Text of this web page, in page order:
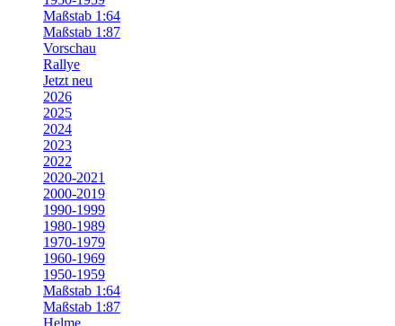
Maßstab 1:64
Maßstab 1:87
Vorschau
Rallye
Jetzt neu
2026
2025
2024
2023
2022
2020-2021
2000-2019
1990-1999
1980-1989
1970-1979
1960-1969
1950-1959
Maßstab 1:64
Maßstab 1:87
Helme